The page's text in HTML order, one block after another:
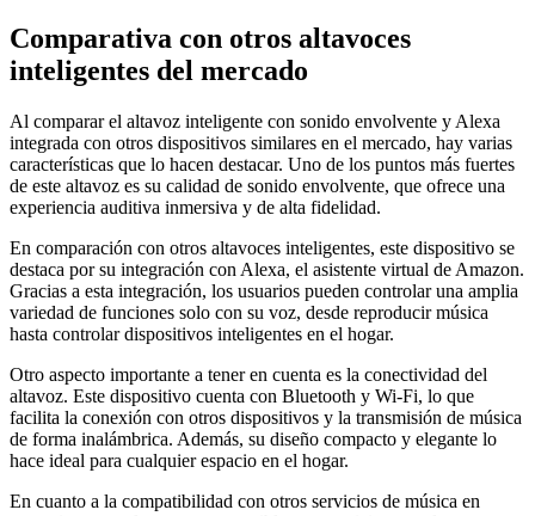
Comparativa con otros altavoces
inteligentes del mercado
Al comparar el altavoz inteligente con sonido envolvente y Alexa
integrada con otros dispositivos similares en el mercado, hay varias
características que lo hacen destacar. Uno de los puntos más fuertes
de este altavoz es su calidad de sonido envolvente, que ofrece una
experiencia auditiva inmersiva y de alta fidelidad.
En comparación con otros altavoces inteligentes, este dispositivo se
destaca por su integración con Alexa, el asistente virtual de Amazon.
Gracias a esta integración, los usuarios pueden controlar una amplia
variedad de funciones solo con su voz, desde reproducir música
hasta controlar dispositivos inteligentes en el hogar.
Otro aspecto importante a tener en cuenta es la conectividad del
altavoz. Este dispositivo cuenta con Bluetooth y Wi-Fi, lo que
facilita la conexión con otros dispositivos y la transmisión de música
de forma inalámbrica. Además, su diseño compacto y elegante lo
hace ideal para cualquier espacio en el hogar.
En cuanto a la compatibilidad con otros servicios de música en